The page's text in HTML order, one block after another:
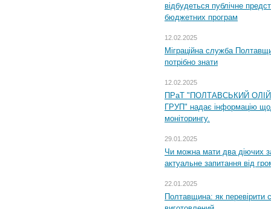
відбудеться публічне
бюджетних програм
12.02.2025
Міграційна служба
потрібно знати
12.02.2025
ПРаТ "ПОЛТАВСЬКИЙ
ГРУП" надає інформацію
моніторингу.
29.01.2025
Чи можна мати два діючих
актуальне запитання від
22.01.2025
Полтавщина: як перевірити